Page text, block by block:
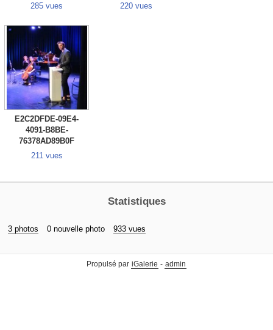
285 vues
220 vues
E2C2DFDE-09E4-
4091-B8BE-
76378AD89B0F
211 vues
Statistiques
3 photos 0 nouvelle photo 933 vues
Propulsé par iGalerie - admin